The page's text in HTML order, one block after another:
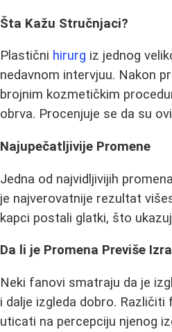
Šta Kažu Stručnjaci?
Plastični hirurg iz jednog
nedavnom intervjuu. Nakon
brojnim kozmetičkim
obrva. Procenjuje se da su
Najupečatljivije Promene
Jedna od najvidljivijih
je najverovatnije rezultat
kapci postali glatki, što
Da li je Promena Previše
Neki fanovi smatraju da je
i dalje izgleda dobro.
uticati na percepciju njenog